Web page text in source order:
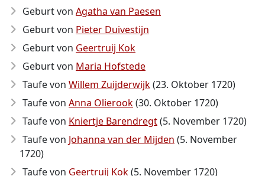
Geburt von Agatha van Paesen
Geburt von Pieter Duivestijn
Geburt von Geertruij Kok
Geburt von Maria Hofstede
Taufe von Willem Zuijderwijk(23. Oktober 1720)
Taufe von Anna Olierook(30. Oktober 1720)
Taufe von Kniertje Barendregt(5. November 1720)
Taufe von Johanna van der Mijden (5. November
1720)
Taufe von Geertruij Kok(5. November 1720)